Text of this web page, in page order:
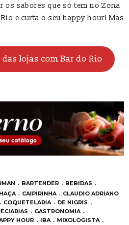
os sabores que só tem no Zona
e curta o seu happy hour! Mas
lojas com Bar do Rio
BARTENDER
BEBIDAS
CAIPIRINHA
CLAUDIO ADRIANO
COQUETELARIA
DE NIGRIS
GASTRONOMIA
HOUR IBA
MIXOLOGISTA